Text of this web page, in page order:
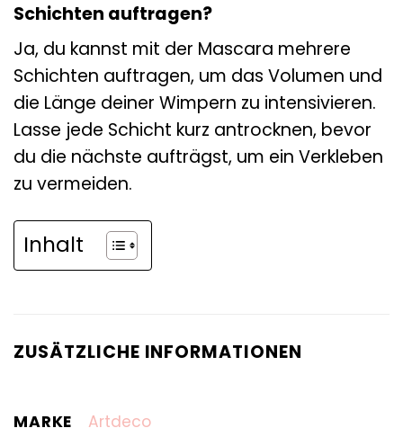
Schichten auftragen?
Ja, du kannst mit der Mascara mehrere
Schichten auftragen, um das Volumen und
die Länge deiner Wimpern zu intensivieren.
Lasse jede Schicht kurz antrocknen, bevor
du die nächste aufträgst, um ein Verkleben
zu vermeiden.
Inhalt
ZUSÄTZLICHE INFORMATIONEN
MARKE Artdeco